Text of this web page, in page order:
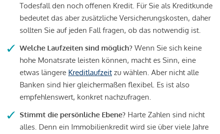
Todesfall den noch offenen Kredit. Für Sie als Kreditkunde
bedeutet das aber zusätzliche Versicherungskosten, daher
sollten Sie auf jeden Fall fragen, ob das notwendig ist.
Welche Laufzeiten sind möglich? Wenn Sie sich keine
hohe Monatsrate leisten können, macht es Sinn, eine
etwas längere Kreditlaufzeit zu wählen. Aber nicht alle
Banken sind hier gleichermaßen flexibel. Es ist also
empfehlenswert, konkret nachzufragen.
Stimmt die persönliche Ebene? Harte Zahlen sind nicht
alles. Denn ein Immobilienkredit wird sie über viele Jahre